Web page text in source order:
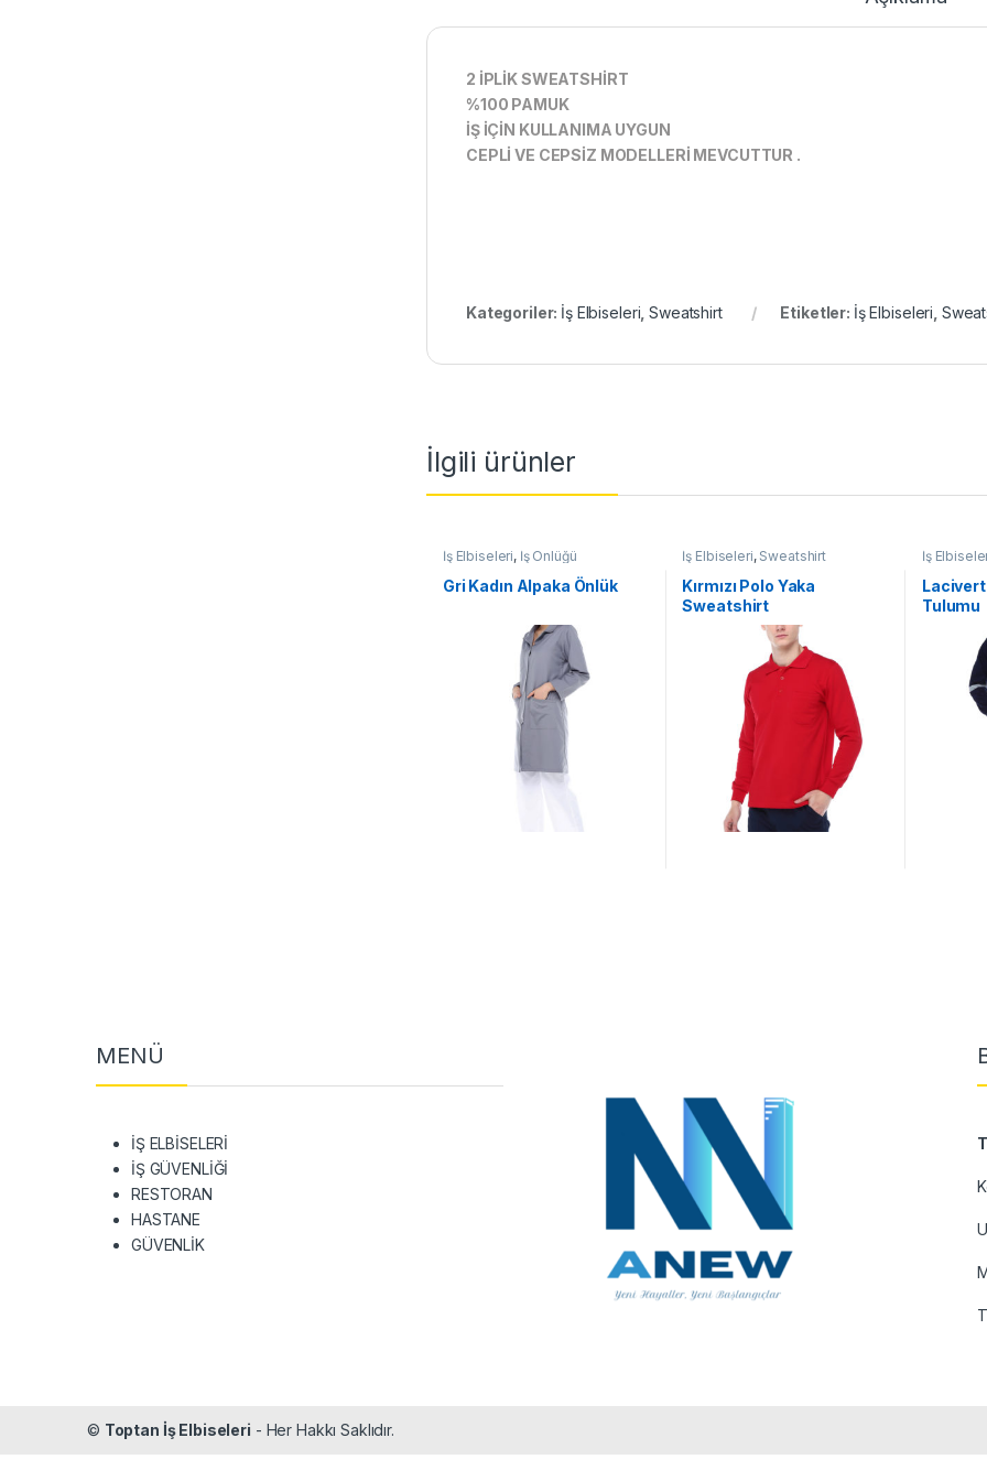
2 İPLİK SWEATSHİRT
%100 PAMUK
İŞ İÇİN KULLANIMA UYGUN
CEPLİ VE CEPSİZ MODELLERİ MEVCUTTUR .
Kategoriler: İş Elbiseleri ,Sweatshirt Etiketler: İş Elbiseleri
İlgili ürünler
İş Elbiseleri, İş Önlüğü
Gri Kadın Alpaka Önlük
İş Elbiseleri, Sweatshirt
Kırmızı Polo Yaka
Sweatshirt
İş
Tulumu
MENÜ
İŞ ELBİSELERİ
İŞ GÜVENLİĞİ
RESTORAN
HASTANE
GÜVENLİK
© Toptan İş Elbiseleri - Her Hakkı Saklıdır.